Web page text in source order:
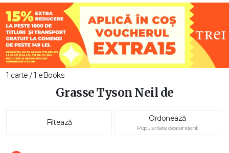
1 carte / 1 eBooks
Grasse Tyson Neil de
Filtează Ordonează
Popularitate descendent